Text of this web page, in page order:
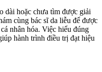
dài hoặc chưa tìm được giải
cùng bác sĩ da liễu để được
nhân hóa. Việc hiểu đúng
hành trình điều trị đạt hiệu